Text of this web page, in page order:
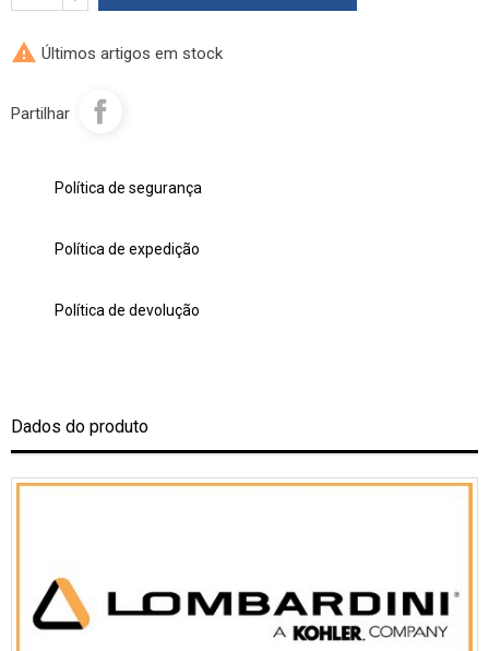
 Últimos artigos em stock
Partilhar
Política de segurança
Política de expedição
Política de devolução
Dados do produto